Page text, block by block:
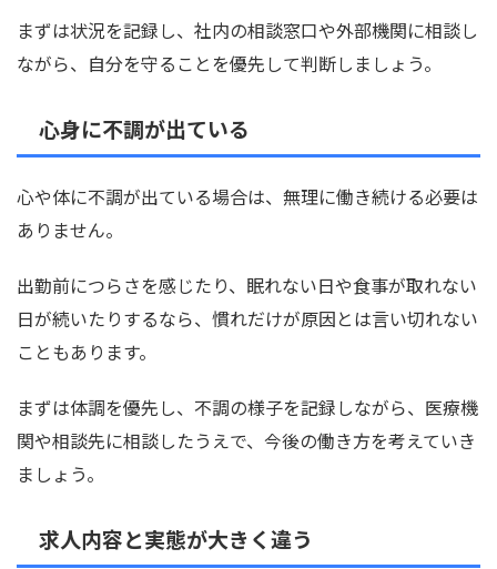
まずは状況を記録し、社内の相談窓口や外部機関に相談し
ながら、自分を守ることを優先して判断しましょう。
心身に不調が出ている
心や体に不調が出ている場合は、無理に働き続ける必要は
ありません。
出勤前につらさを感じたり、眠れない日や食事が取れない
日が続いたりするなら、慣れだけが原因とは言い切れない
こともあります。
まずは体調を優先し、不調の様子を記録しながら、医療機
関や相談先に相談したうえで、今後の働き方を考えていき
ましょう。
求人内容と実態が大きく違う